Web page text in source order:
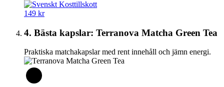
149 kr
4. Bästa kapslar: Terranova Matcha Green Tea
Praktiska matchakapslar med rent innehåll och jämn energi.